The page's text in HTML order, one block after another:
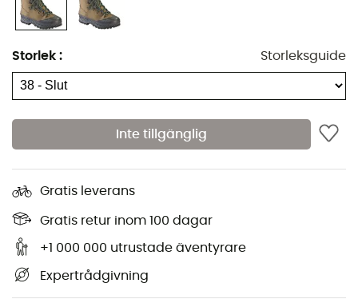
Storlek : Storleksguide
Inte tillgänglig
Gratis leverans
Gratis retur inom 100 dagar
+1 000 000 utrustade äventyrare
Expertrådgivning
Tack vare deras innerfoder och höga struktur är dessa
kängor designade för att motstå temperaturer ner till
Dessa vinterkängor har också ett yttre lager av läder, en
Gore Tex- och Thinsulate-membran samt en mycket
skyddande nedre del tack vare dess omslutande
stenskydd.Antarktis GTX, varma och bekväma, är
därför idealiska för dina bästa vintervandringar!
Övre material: nubuckläder
Foder: Gore-Tex® Insulated Comfort + 400g
Thinsulate®
Innersula: Air-Active® drysole